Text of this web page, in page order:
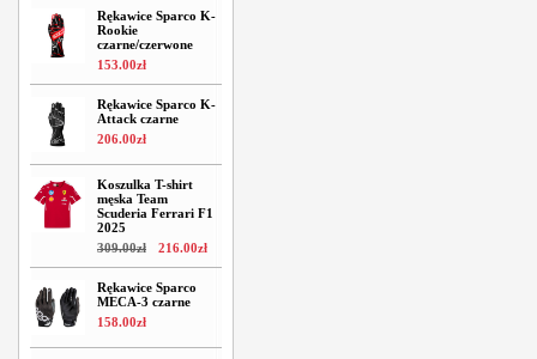
Rękawice Sparco K-
Rookie
czarne/czerwone
153.00zł
Rękawice Sparco K-
Attack czarne
206.00zł
Koszulka T-shirt
męska Team
Scuderia Ferrari F1
2025
309.00zł 216.00zł
Rękawice Sparco
MECA-3 czarne
158.00zł